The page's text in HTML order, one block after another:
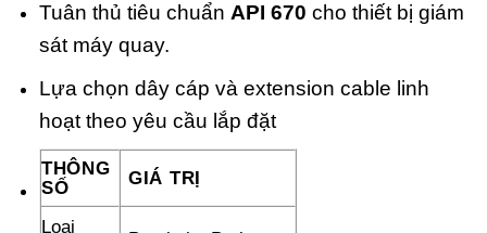
Tuân thủ tiêu chuẩn API 670 cho thiết bị giám
sát máy quay.
Lựa chọn dây cáp và extension cable linh
hoạt theo yêu cầu lắp đặt
THÔNG
SỐ
GIÁ TRỊ
Loại